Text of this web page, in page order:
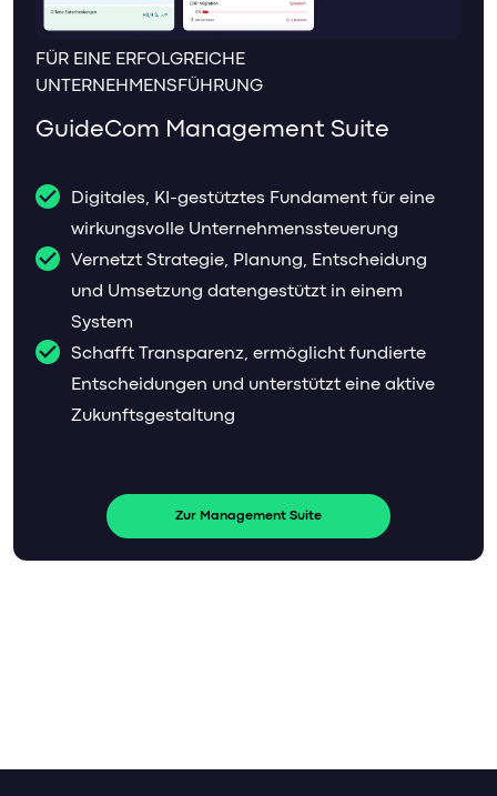
FÜR EINE ERFOLGREICHE
UNTERNEHMENSFÜHRUNG
GuideCom Management Suite
Digitales, KI-gestütztes Fundament für eine
wirkungsvolle Unternehmenssteuerung
Vernetzt Strategie, Planung, Entscheidung
und Umsetzung datengestützt in einem
System
Schafft Transparenz, ermöglicht fundierte
Entscheidungen und unterstützt eine aktive
Zukunftsgestaltung
Zur Management Suite